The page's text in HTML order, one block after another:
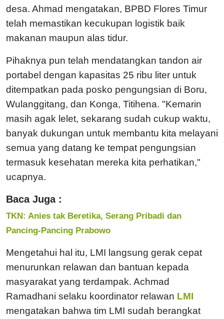
desa. Ahmad mengatakan, BPBD Flores Timur
telah memastikan kecukupan logistik baik
makanan maupun alas tidur.
Pihaknya pun telah mendatangkan tandon air
portabel dengan kapasitas 25 ribu liter untuk
ditempatkan pada posko pengungsian di Boru,
Wulanggitang, dan Konga, Titihena. "Kemarin
masih agak lelet, sekarang sudah cukup waktu,
banyak dukungan untuk membantu kita melayani
semua yang datang ke tempat pengungsian
termasuk kesehatan mereka kita perhatikan,"
ucapnya.
Baca Juga :
TKN: Anies tak Beretika, Serang Pribadi dan
Pancing-Pancing Prabowo
Mengetahui hal itu, LMI langsung gerak cepat
menurunkan relawan dan bantuan kepada
masyarakat yang terdampak. Achmad
Ramadhani selaku koordinator relawan LMI
mengatakan bahwa tim LMI sudah berangkat